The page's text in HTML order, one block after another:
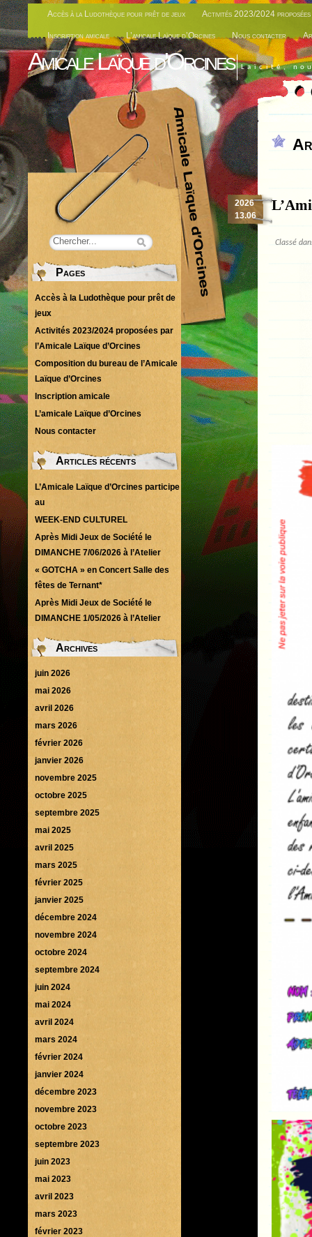
Accès à la Ludothèque pour prêt de jeux Activités 2023/2024 proposées
Inscription amicale L’amicale Laïque d’Orcines Nous contacter
Amicale Laïque d'Orcines Laïcité,
2026
13.06
Classé
Pages
Accès à la Ludothèque pour prêt de
jeux
Activités 2023/2024 proposées par
l’Amicale Laïque d’Orcines
Composition du bureau de l’Amicale
Laïque d’Orcines
Inscription amicale
L’amicale Laïque d’Orcines
Nous contacter
Articles récents
L’Amicale Laïque d’Orcines participe
au
WEEK-END CULTUREL
Après Midi Jeux de Société le
DIMANCHE 7/06/2026 à l’Atelier
« GOTCHA » en Concert Salle des
fêtes de Ternant*
Après Midi Jeux de Société le
DIMANCHE 1/05/2026 à l’Atelier
Archives
juin 2026
mai 2026
avril 2026
mars 2026
février 2026
janvier 2026
novembre 2025
octobre 2025
septembre 2025
mai 2025
avril 2025
mars 2025
février 2025
janvier 2025
décembre 2024
novembre 2024
octobre 2024
septembre 2024
juin 2024
mai 2024
avril 2024
mars 2024
février 2024
janvier 2024
décembre 2023
novembre 2023
octobre 2023
septembre 2023
juin 2023
mai 2023
avril 2023
mars 2023
février 2023